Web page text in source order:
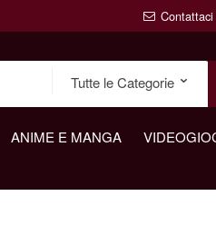
Contattaci
ANIME E MANGA